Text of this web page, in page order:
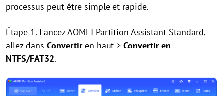
processus peut être simple et rapide.
Étape 1. Lancez AOMEI Partition Assistant Standard,
allez dans Convertiren haut > Convertir en
NTFS/FAT32.